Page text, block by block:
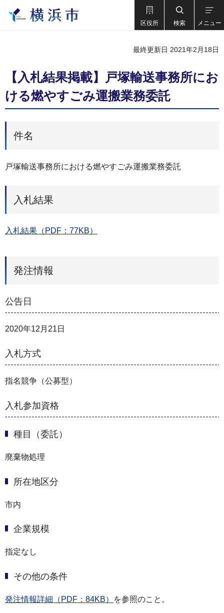
区役所 検索 メニュー
最終更新日 2021年2月18日
【入札結果掲載】戸塚輸送事務所にお
ける燃やすごみ運搬業務委託
件名
戸塚輸送事務所における燃やすごみ運搬業務委託
入札結果
入札結果（PDF：77KB）
発注情報
公告日
2020年12月21日
入札方式
指名競争（公募型）
入札参加資格
種目（委託）
廃棄物処理
所在地区分
市内
企業規模
指定なし
その他の条件
発注情報詳細（PDF：84KB） を参照のこと。